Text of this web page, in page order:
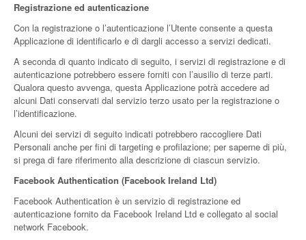
Registrazione ed autenticazione
Con la registrazione o l’autenticazione l’Utente consente a questa
Applicazione di identificarlo e di dargli accesso a servizi dedicati.
A seconda di quanto indicato di seguito, i servizi di registrazione e di
autenticazione potrebbero essere forniti con l’ausilio di terze parti.
Qualora questo avvenga, questa Applicazione potrà accedere ad
alcuni Dati conservati dal servizio terzo usato per la registrazione o
l’identificazione.
Alcuni dei servizi di seguito indicati potrebbero raccogliere Dati
Personali anche per fini di targeting e profilazione; per saperne di più,
si prega di fare riferimento alla descrizione di ciascun servizio.
Facebook Authentication (Facebook Ireland Ltd)
Facebook Authentication è un servizio di registrazione ed
autenticazione fornito da Facebook Ireland Ltd e collegato al social
network Facebook.